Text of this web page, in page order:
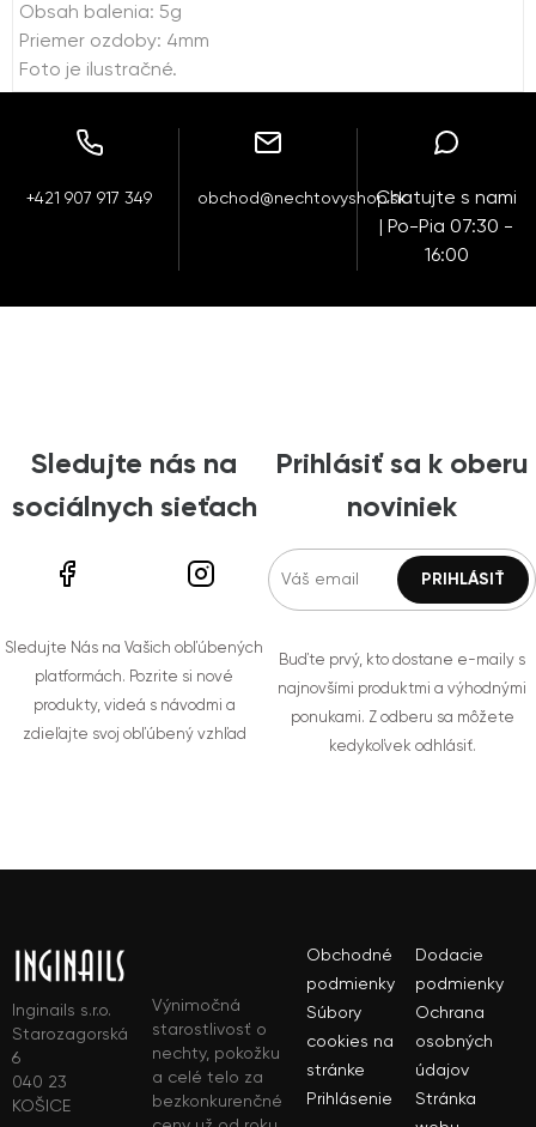
Obsah balenia: 5g
Priemer ozdoby: 4mm
Foto je ilustračné.
+421 907 917 349 obchod@nechtovyshop.skChatujte s nami
| Po-Pia 07:30 -
16:00
Sledujte nás na
sociálnych sieťach
Sledujte Nás na Vašich obľúbených
platformách. Pozrite si nové
produkty, videá s návodmi a
zdieľajte svoj obľúbený vzhľad
Prihlásiť sa k oberu
noviniek
Buďte prvý, kto dostane e-maily s
najnovšími produktmi a výhodnými
ponukami. Z odberu sa môžete
kedykoľvek odhlásiť.
Inginails s.r.o.
Starozagorská
6
040 23
KOŠICE
Výnimočná
starostlivosť o
nechty, pokožku
a celé telo za
bezkonkurenčné
Obchodné
podmienky
Dodacie
podmienky
Súbory
cookies na
stránke
Ochrana
osobných
údajov
Prihlásenie
Stránka